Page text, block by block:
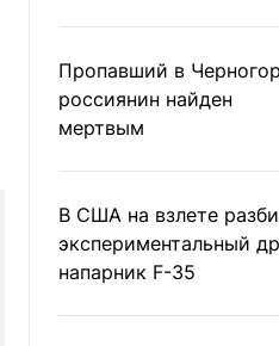
Пропавший в
россиянин найден
мертвым
В США на взлете
экспериментальный
напарник F-35